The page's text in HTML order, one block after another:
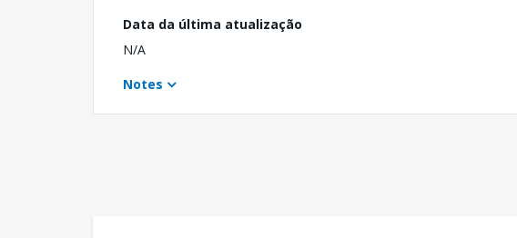
Data da última atualização
N/A
Notes